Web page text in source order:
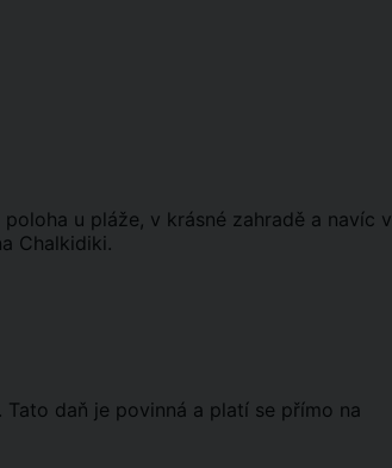
u pláže, v krásné zahradě a navíc v
Chalkidiki.
daň je povinná a platí se přímo na